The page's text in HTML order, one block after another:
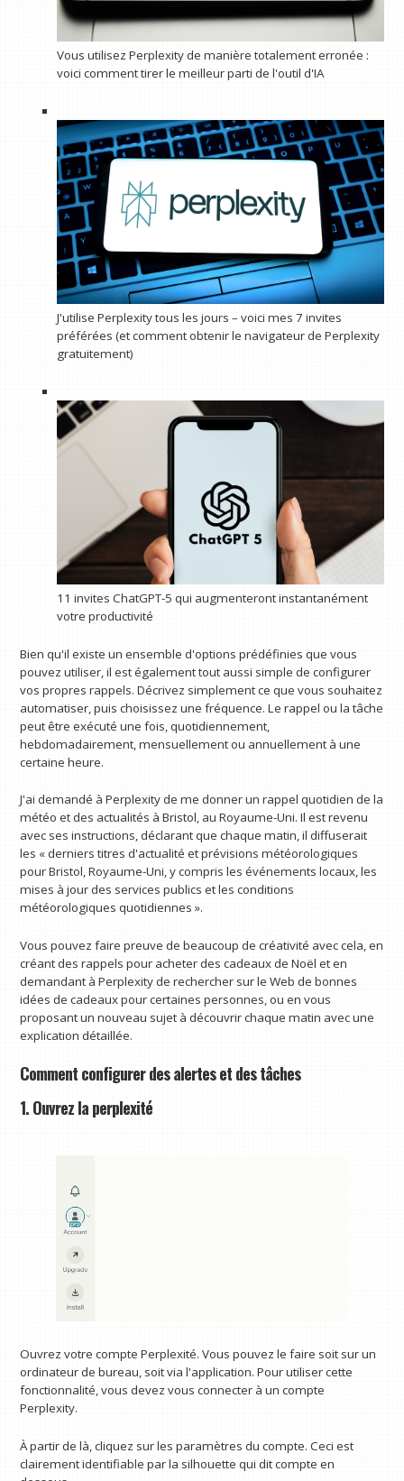
Vous utilisez Perplexity de manière totalement erronée :
voici comment tirer le meilleur parti de l'outil d'IA
J'utilise Perplexity tous les jours – voici mes 7 invites
préférées (et comment obtenir le navigateur de Perplexity
gratuitement)
11 invites ChatGPT-5 qui augmenteront instantanément
votre productivité
Bien qu'il existe un ensemble d'options prédéfinies que vous
pouvez utiliser, il est également tout aussi simple de configurer
vos propres rappels. Décrivez simplement ce que vous souhaitez
automatiser, puis choisissez une fréquence. Le rappel ou la tâche
peut être exécuté une fois, quotidiennement,
hebdomadairement, mensuellement ou annuellement à une
certaine heure.
J'ai demandé à Perplexity de me donner un rappel quotidien de la
météo et des actualités à Bristol, au Royaume-Uni. Il est revenu
avec ses instructions, déclarant que chaque matin, il diffuserait
les « derniers titres d'actualité et prévisions météorologiques
pour Bristol, Royaume-Uni, y compris les événements locaux, les
mises à jour des services publics et les conditions
météorologiques quotidiennes ».
Vous pouvez faire preuve de beaucoup de créativité avec cela, en
créant des rappels pour acheter des cadeaux de Noël et en
demandant à Perplexity de rechercher sur le Web de bonnes
idées de cadeaux pour certaines personnes, ou en vous
proposant un nouveau sujet à découvrir chaque matin avec une
explication détaillée.
Comment configurer des alertes et des tâches
1. Ouvrez la perplexité
Ouvrez votre compte Perplexité. Vous pouvez le faire soit sur un
ordinateur de bureau, soit via l'application. Pour utiliser cette
fonctionnalité, vous devez vous connecter à un compte
Perplexity.
À partir de là, cliquez sur les paramètres du compte. Ceci est
clairement identifiable par la silhouette qui dit compte en